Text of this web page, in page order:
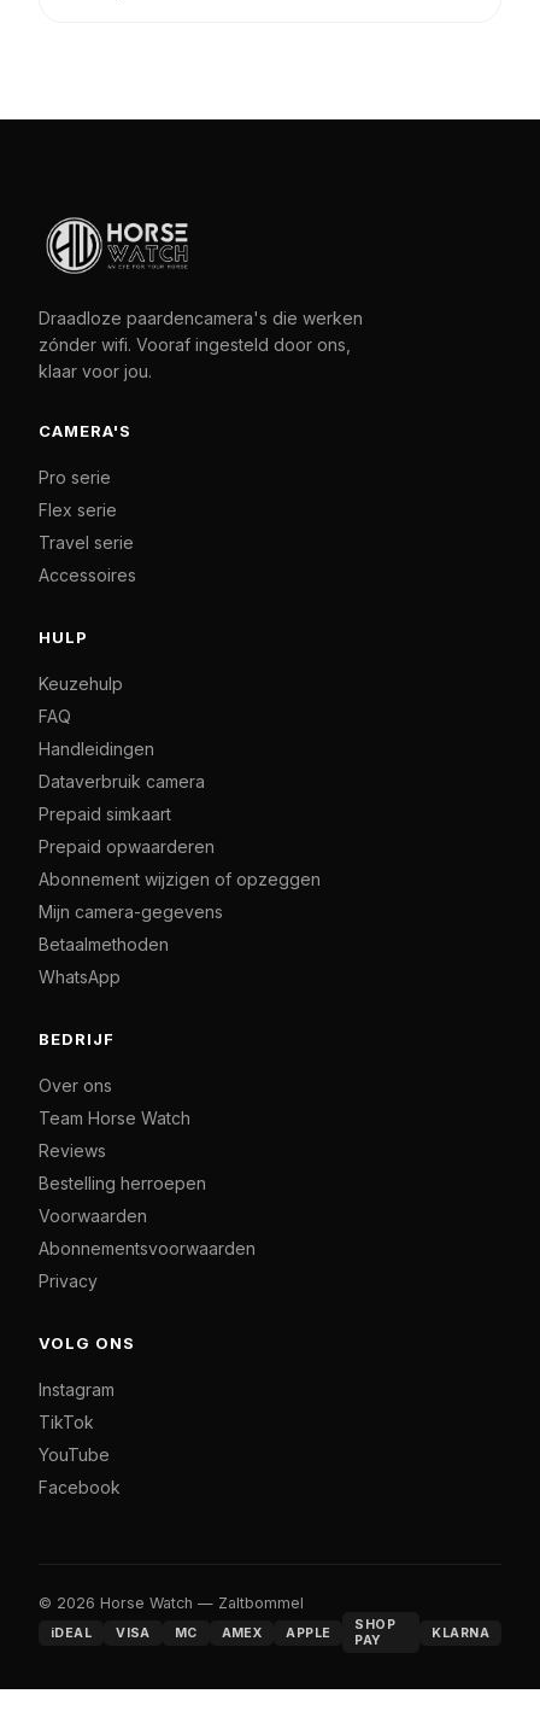
Draadloze paardencamera's die werken
zónder wifi. Vooraf ingesteld door ons,
klaar voor jou.
CAMERA'S
Pro serie
Flex serie
Travel serie
Accessoires
HULP
Keuzehulp
FAQ
Handleidingen
Dataverbruik camera
Prepaid simkaart
Prepaid opwaarderen
Abonnement wijzigen of opzeggen
Mijn camera-gegevens
Betaalmethoden
WhatsApp
BEDRIJF
Over ons
Team Horse Watch
Reviews
Bestelling herroepen
Voorwaarden
Abonnementsvoorwaarden
Privacy
VOLG ONS
Instagram
TikTok
YouTube
Facebook
© 2026 Horse Watch — Zaltbommel
iDEAL VISA MC AMEX APPLE
SHOP
PAY
KLARNA